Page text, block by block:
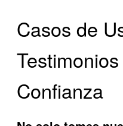
Casos de
Confianza